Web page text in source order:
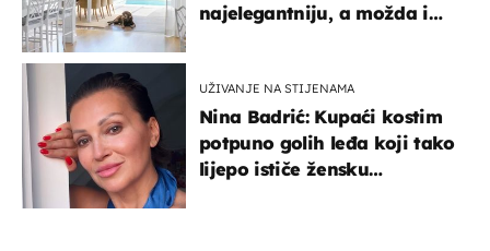
najelegantniju, a možda i
UŽIVANJE NA STIJENAMA
Nina Badrić: Kupaći kostim
potpuno golih leđa koji tako
lijepo ističe žensku